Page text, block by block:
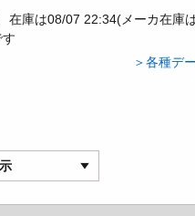
在庫は08/07 22:34(メーカ在庫
＞各種デ